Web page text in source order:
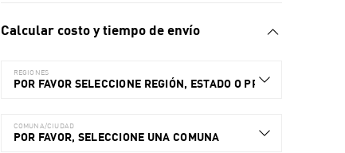
Calcular costo y tiempo de envío
REGIONES
POR FAVOR SELECCIONE REGIÓN, ESTADO O PROVINCIA.
COMUNA/CIUDAD
POR FAVOR, SELECCIONE UNA COMUNA